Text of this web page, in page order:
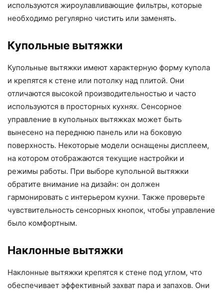
используются жироулавливающие фильтры, которые
необходимо регулярно чистить или заменять.
Купольные вытяжки
Купольные вытяжки имеют характерную форму купола
и крепятся к стене или потолку над плитой. Они
отличаются высокой производительностью и часто
используются в просторных кухнях. Сенсорное
управление в купольных вытяжках может быть
вынесено на переднюю панель или на боковую
поверхность. Некоторые модели оснащены дисплеем,
на котором отображаются текущие настройки и
режимы работы. При выборе купольной вытяжки
обратите внимание на дизайн: он должен
гармонировать с интерьером кухни. Также проверьте
чувствительность сенсорных кнопок, чтобы управление
было комфортным.
Наклонные вытяжки
Наклонные вытяжки крепятся к стене под углом, что
обеспечивает эффективный захват пара и запахов. Они